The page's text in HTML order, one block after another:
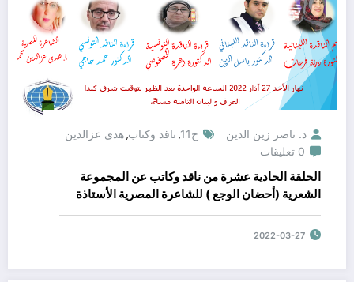
د. ناصر زين الدين ح11 , ناقد وكتاب,هدى عزالدين
0 تعليقات
الحلقة الحادية عشرة من ناقد وكاتب عن المجموعة
الشعرية (أحضان الوجع ) للشاعرة المصرية الأستاذة
هدى عزالدين محمد
2022-03-27